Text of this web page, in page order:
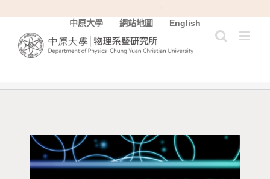
content
中原大學 網站地圖 English